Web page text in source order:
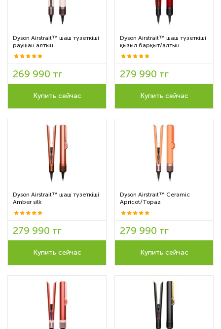
Dyson Airstrait™ шаш түзеткіші
раушан алтын
269 990 тг
Купить сейчас
Dyson Airstrait™ шаш түзеткіші
қызыл барқыт/алтын
279 990 тг
Купить сейчас
Dyson Airstrait™ шаш түзеткіші
Amber silk
279 990 тг
Купить сейчас
Dyson Airstrait™ Ceramic
Apricot/Topaz
279 990 тг
Купить сейчас